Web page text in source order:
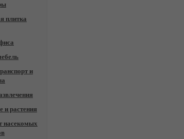
плитка
и
и растения
насекомых